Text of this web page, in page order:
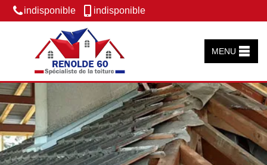
indisponible indisponible
MENU